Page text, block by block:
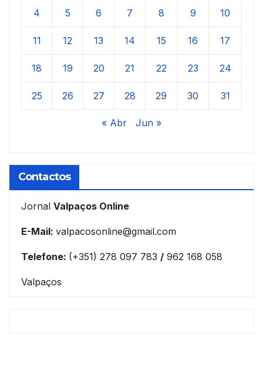
4 5 6 7 8 9 10
11 12 13 14 15 16 17
18 19 20 21 22 23 24
25 26 27 28 29 30 31
« Abr Jun »
Contactos
Jornal Valpaços Online
E-Mail: valpacosonline@gmail.com
Telefone: (+351) 278 097 783 / 962 168 058
Valpaços